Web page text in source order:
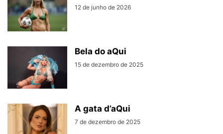
12 de junho de 2026
Bela do aQui
15 de dezembro de 2025
A gata d’aQui
7 de dezembro de 2025